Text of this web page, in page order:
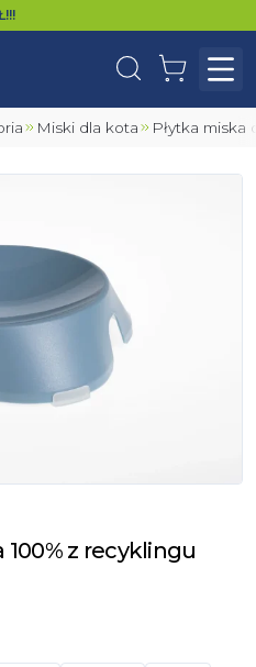
WyszukajKoszyk
Miski dla kota Płytka
z recyklingu